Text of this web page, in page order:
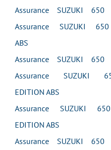
Assurance SUZUKI 650
Assurance SUZUKI 650
ABS
Assurance SUZUKI 650
Assurance SUZUKI
EDITION ABS
Assurance SUZUKI 650
EDITION ABS
Assurance SUZUKI 650